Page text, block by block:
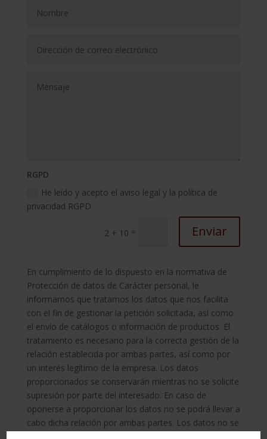
RGPD
He leído y acepto el aviso legal y la política de
privacidad RGPD
2 + 10 = Enviar
​En cumplimiento de lo dispuesto en la normativa de
Protección de datos de Carácter personal, le
informamos que tratamos los datos que nos facilita
con el fin de gestionar la petición solicitada, así como
el envío de catálogos o información de productos. El
tratamiento es necesario para la correcta gestión de la
relación establecida por ambas partes, así como por
un interés legítimo de la empresa. Los datos
proporcionados se conservarán mientras no se solicite
supresión por parte del interesado. En caso de
oponerse a proporcionar los datos no se podrá llevar a
cabo dicha relación por ambas partes. Los datos no se